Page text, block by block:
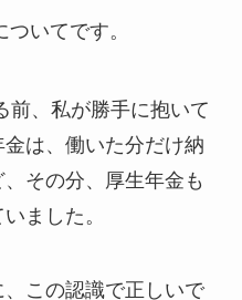
ついてです。
前、私が勝手に抱いて
は、働いた分だけ納
その分、厚生年金も
ました。
この認識で正しいで